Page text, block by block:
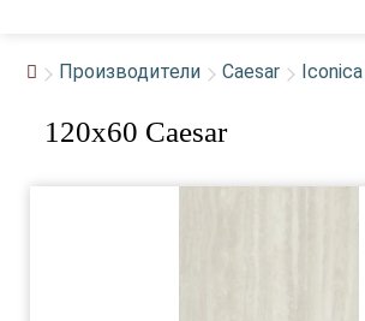
Производители Caesar Iconica
120x60 Caesar